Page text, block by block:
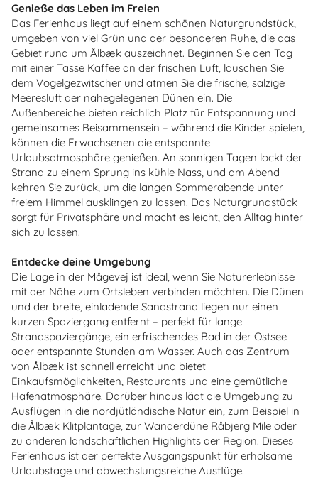
Genieße das Leben im Freien
Das Ferienhaus liegt auf einem schönen Naturgrundstück,
umgeben von viel Grün und der besonderen Ruhe, die das
Gebiet rund um Ålbæk auszeichnet. Beginnen Sie den Tag
mit einer Tasse Kaffee an der frischen Luft, lauschen Sie
dem Vogelgezwitscher und atmen Sie die frische, salzige
Meeresluft der nahegelegenen Dünen ein. Die
Außenbereiche bieten reichlich Platz für Entspannung und
gemeinsames Beisammensein – während die Kinder spielen,
können die Erwachsenen die entspannte
Urlaubsatmosphäre genießen. An sonnigen Tagen lockt der
Strand zu einem Sprung ins kühle Nass, und am Abend
kehren Sie zurück, um die langen Sommerabende unter
freiem Himmel ausklingen zu lassen. Das Naturgrundstück
sorgt für Privatsphäre und macht es leicht, den Alltag hinter
sich zu lassen.
Entdecke deine Umgebung
Die Lage in der Mågevej ist ideal, wenn Sie Naturerlebnisse
mit der Nähe zum Ortsleben verbinden möchten. Die Dünen
und der breite, einladende Sandstrand liegen nur einen
kurzen Spaziergang entfernt – perfekt für lange
Strandspaziergänge, ein erfrischendes Bad in der Ostsee
oder entspannte Stunden am Wasser. Auch das Zentrum
von Ålbæk ist schnell erreicht und bietet
Einkaufsmöglichkeiten, Restaurants und eine gemütliche
Hafenatmosphäre. Darüber hinaus lädt die Umgebung zu
Ausflügen in die nordjütländische Natur ein, zum Beispiel in
die Ålbæk Klitplantage, zur Wanderdüne Råbjerg Mile oder
zu anderen landschaftlichen Highlights der Region. Dieses
Ferienhaus ist der perfekte Ausgangspunkt für erholsame
Urlaubstage und abwechslungsreiche Ausflüge.